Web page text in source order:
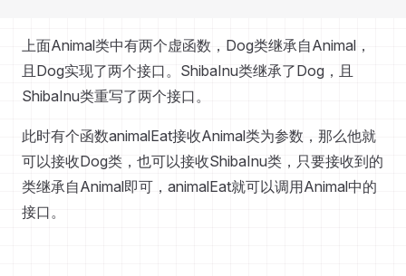
上面Animal类中有两个虚函数，Dog类继承自Animal，
且Dog实现了两个接口。ShibaInu类继承了Dog，且
ShibaInu类重写了两个接口。
此时有个函数animalEat接收Animal类为参数，那么他就
可以接收Dog类，也可以接收ShibaInu类，只要接收到的
类继承自Animal即可，animalEat就可以调用Animal中的
接口。